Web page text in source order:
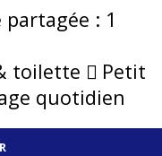
partagée : 1
toilette
Petit
quotidien